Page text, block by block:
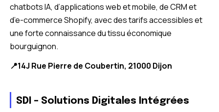
chatbots IA, d’applications web et mobile, de CRM et
d’e-commerce Shopify, avec des tarifs accessibles et
une forte connaissance du tissu économique
bourguignon.
📍14J Rue Pierre de Coubertin, 21000 Dijon
SDI – Solutions Digitales Intégrées